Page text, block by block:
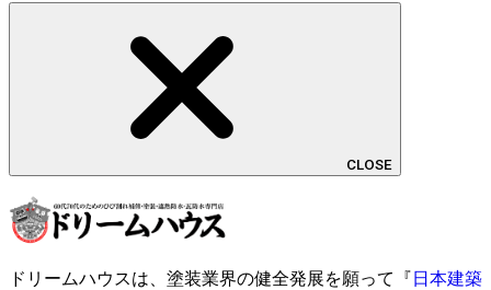
CLOSE
ドリームハウスは、塗装業界の健全発展を願って『 日本建築